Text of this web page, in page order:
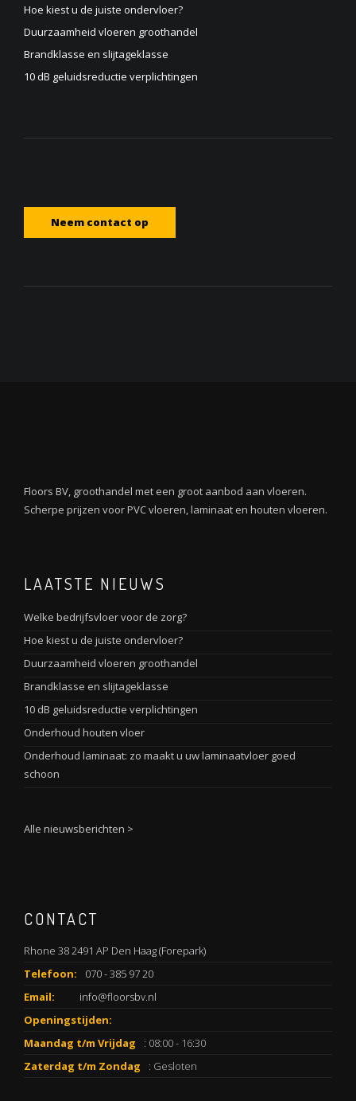
Hoe kiest u de juiste ondervloer?
Duurzaamheid vloeren groothandel
Brandklasse en slijtageklasse
10 dB geluidsreductie verplichtingen
Neem contact op
Floors BV, groothandel met een groot aanbod aan vloeren.
Scherpe prijzen voor PVC vloeren, laminaat en houten vloeren.
LAATSTE NIEUWS
Welke bedrijfsvloer voor de zorg?
Hoe kiest u de juiste ondervloer?
Duurzaamheid vloeren groothandel
Brandklasse en slijtageklasse
10 dB geluidsreductie verplichtingen
Onderhoud houten vloer
Onderhoud laminaat: zo maakt u uw laminaatvloer goed
schoon
Alle nieuwsberichten >
CONTACT
Rhone 38 2491 AP Den Haag (Forepark)
Telefoon:
070 - 385 97 20
Email:
info@floorsbv.nl
Openingstijden:
Maandag t/m Vrijdag
: 08:00 - 16:30
Zaterdag t/m Zondag
: Gesloten